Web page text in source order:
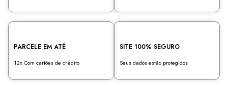
PARCELE EM ATÉ
12x Com cartões de crédito
SITE 100% SEGURO
Seus dados estão protegidos